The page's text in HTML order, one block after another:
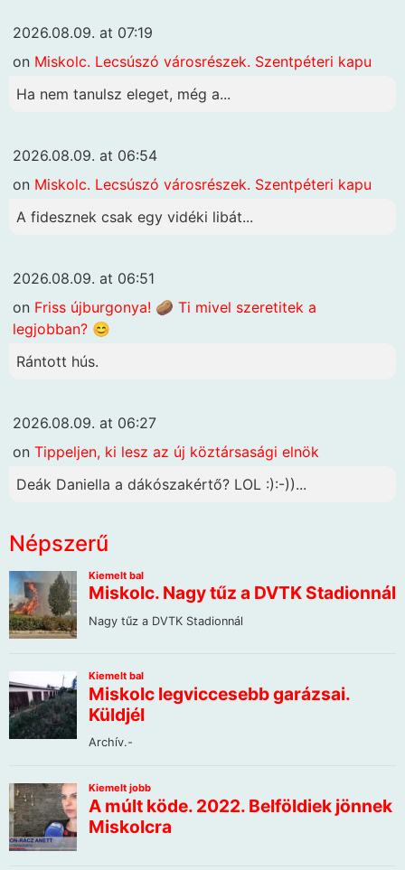
2026.08.09. at 07:19
on Miskolc. Lecsúszó városrészek. Szentpéteri kapu
Ha nem tanulsz eleget, még a...
2026.08.09. at 06:54
on Miskolc. Lecsúszó városrészek. Szentpéteri kapu
A fidesznek csak egy vidéki libát...
2026.08.09. at 06:51
on Friss újburgonya! 🥔 Ti mivel szeretitek a
legjobban? 😊
Rántott hús.
2026.08.09. at 06:27
on Tippeljen, ki lesz az új köztársasági elnök
Deák Daniella a dákószakértő? LOL :):-))...
Népszerű